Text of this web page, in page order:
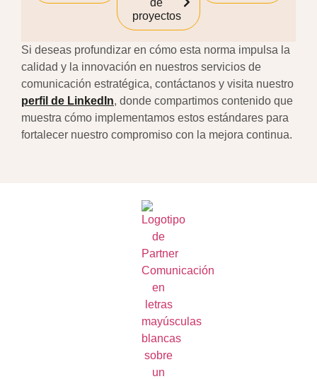
proyectos
Si deseas profundizar en cómo esta norma impulsa la
calidad y la innovación en nuestros servicios de
comunicación estratégica, contáctanos y visita nuestro
perfil de LinkedIn, donde compartimos contenido que
muestra cómo implementamos estos estándares para
fortalecer nuestro compromiso con la mejora continua.